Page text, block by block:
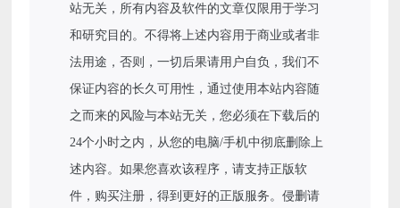
站无关，所有内容及软件的文章仅限用于学习
和研究目的。不得将上述内容用于商业或者非
法用途，否则，一切后果请用户自负，我们不
保证内容的长久可用性，通过使用本站内容随
之而来的风险与本站无关，您必须在下载后的
24个小时之内，从您的电脑/手机中彻底删除上
述内容。如果您喜欢该程序，请支持正版软
件，购买注册，得到更好的正版服务。侵删请